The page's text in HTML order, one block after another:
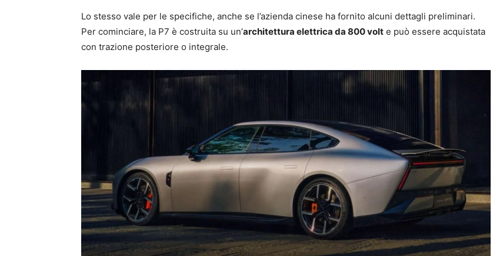
Lo stesso vale per le specifiche, anche se l’azienda cinese ha fornito alcuni dettagli preliminari.
Per cominciare, la P7 è costruita su un’architettura elettrica da 800 volt e può essere acquistata
con trazione posteriore o integrale.